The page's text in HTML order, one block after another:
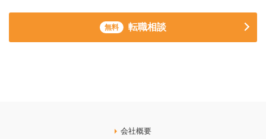
無料 転職相談
会社概要